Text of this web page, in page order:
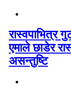
रास्वपाभित्र
एमाले छाडेर
असन्तुष्टि